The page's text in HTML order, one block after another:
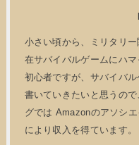
小さい頃から、ミリタリ
在サバイバルゲームにハ
初心者ですが、サバイバ
書いていきたいと思うの
グでは Amazonのアソシ
により収入を得ています。